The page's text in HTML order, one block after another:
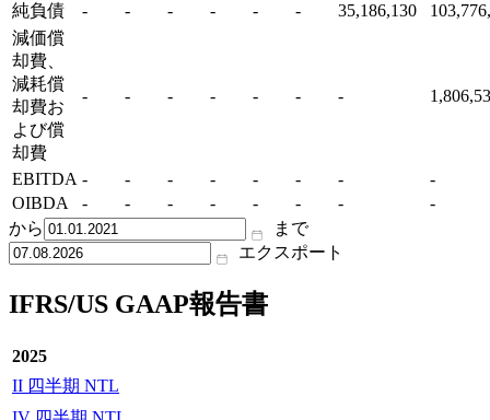
純負債
- - - - - - 35,186,130
減価償
却費、
減耗償
却費お
よび償
却費
- - - - - - -
EBITDA - - - - - - -
-
OIBDA
- - - - - - -
-
から
まで
エクスポート
IFRS/US GAAP報告書
2025
II 四半期 NTL